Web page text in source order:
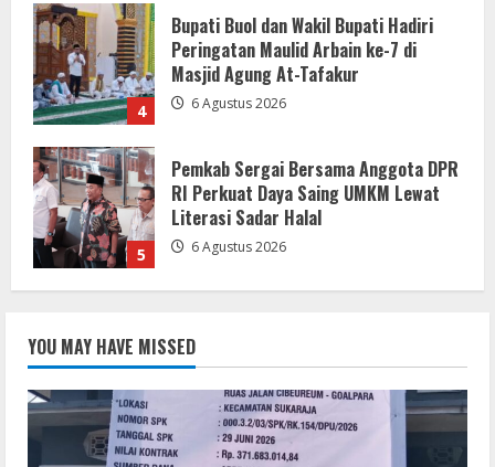
5
Pemkab Sergai Bersama Anggota DPR
RI Perkuat Daya Saing UMKM Lewat
Literasi Sadar Halal
6 Agustus 2026
1
Pemkab Sukabumi Rekontruksi Ruas
Jalan Cibeureum- Goalpara Di Kerjakan
Sangat Kokoh Dan Profesional
6 Agustus 2026
2
(81) Penjaga Pondok dan Marbot
Masjid YAMQU Diberangkatkan Umrah
6 Agustus 2026
TANGKAP OKNUM IS PREMAN YANG
YOU MAY HAVE MISSED